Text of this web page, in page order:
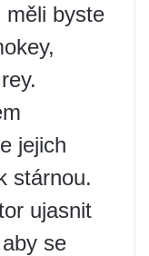
byste
jejich
stárnou.
ujasnit
se